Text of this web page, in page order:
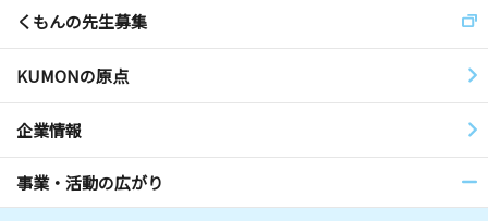
くもんの先生募集
KUMONの原点
企業情報
事業・活動の広がり